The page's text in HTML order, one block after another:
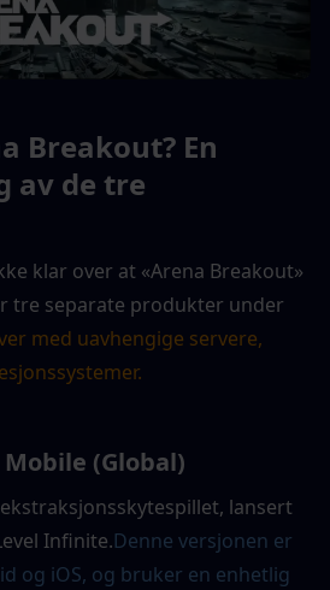
Breakout? En
av de tre
klar over at «Arena Breakout»
tre separate produkter under
med uavhengige servere,
(Global)
lansert
Infinite.Denne versjonen er
og iOS, og bruker en enhetlig